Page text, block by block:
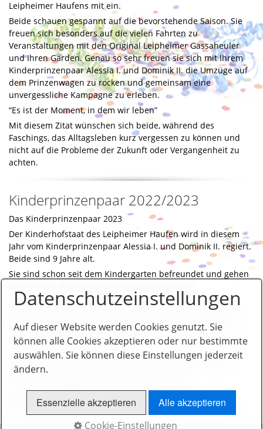
Leipheimer Haufens mit ein.
Beide schauen gespannt auf die bevorstehende Saison. Sie
freuen sich besonders auf die vielen Fahrten zu
Veranstaltungen mit den Original Leipheimer Gassaheuler
und Ihren Garden. Genau so sehr freuen sie sich mit Ihrem
Kinderprinzenpaar Alessia I. und Dominik II. die Umzüge auf
dem Prinzenwagen zu rocken und gemeinsam eine
unvergessliche Kampagne zu erleben.
“Es ist der Moment, in dem wir leben”
Mit diesem Zitat wünschen sich beide, während des
Faschings, das Alltagsleben kurz vergessen zu können und
nicht auf die Probleme der Zukunft oder Vergangenheit zu
achten.
Kinderprinzenpaar 2022/2023
Das Kinderprinzenpaar 2023
Der Kinderhofstaat des Leipheimer Haufen wird in diesem
Jahr vom Kinderprinzenpaar Alessia I. und Dominik II. regiert.
Beide sind 9 Jahre alt.
Sie sind schon seit dem Kindergarten befreundet und gehen
Lieblingsfächer beider sind Sport und Mathe.
Alessias Hobbies sind Ballett und natürlich Garde – sie tanzt
bereits, seit sie drei Jahre alt ist. Erst in der Minigarde und
nun in der weiß-blauen Garde.
Dominik ist ein Faschingsneuling und spielt Fußball. Er ist
froh, dass er sich getraut hat den Kinderprinz zu machen,
Das neue Prinzenpaar freut sich auf Auftritte,
Faschingsumzüge und auf eine schöne und lustige Session.
Datenschutzeinstellungen
Auf dieser Website werden Cookies genutzt. Sie
können alle Cookies akzeptieren oder nur bestimmte
auswählen. Sie können diese Einstellungen jederzeit
ändern.
Essenzielle akzeptieren Alle akzeptieren
Cookie-Einstellungen